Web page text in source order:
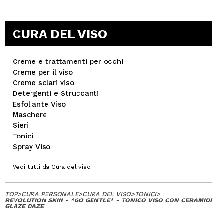
CURA DEL VISO
Creme e trattamenti per occhi
Creme per il viso
Creme solari viso
Detergenti e Struccanti
Esfoliante Viso
Maschere
Sieri
Tonici
Spray Viso
Vedi tutti da Cura del viso
TOP>CURA PERSONALE>CURA DEL VISO>TONICI>
REVOLUTION SKIN - *GO GENTLE* - TONICO VISO CON CERAMIDI
GLAZE DAZE